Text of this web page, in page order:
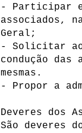
- Participar
associados,
Geral;
- Solicitar
condução das
mesmas.
- Propor a
Deveres dos
São deveres